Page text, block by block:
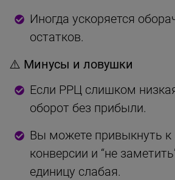
Иногда ускоряется
остатков.
⚠️ Минусы и ловушки
Если РРЦ слишком
оборот без прибыли.
Вы можете привыкнуть к
конверсии и “не
единицу слабая.